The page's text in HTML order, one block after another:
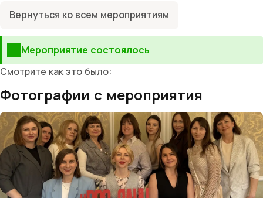
Вернуться ко всем мероприятиям
Мероприятие состоялось
Смотрите как это было:
Фотографии с мероприятия